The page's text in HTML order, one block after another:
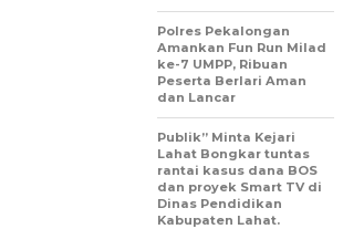
Polres Pekalongan
Amankan Fun Run Milad
ke-7 UMPP, Ribuan
Peserta Berlari Aman
dan Lancar
Publik” Minta Kejari
Lahat Bongkar tuntas
rantai kasus dana BOS
dan proyek Smart TV di
Dinas Pendidikan
Kabupaten Lahat.